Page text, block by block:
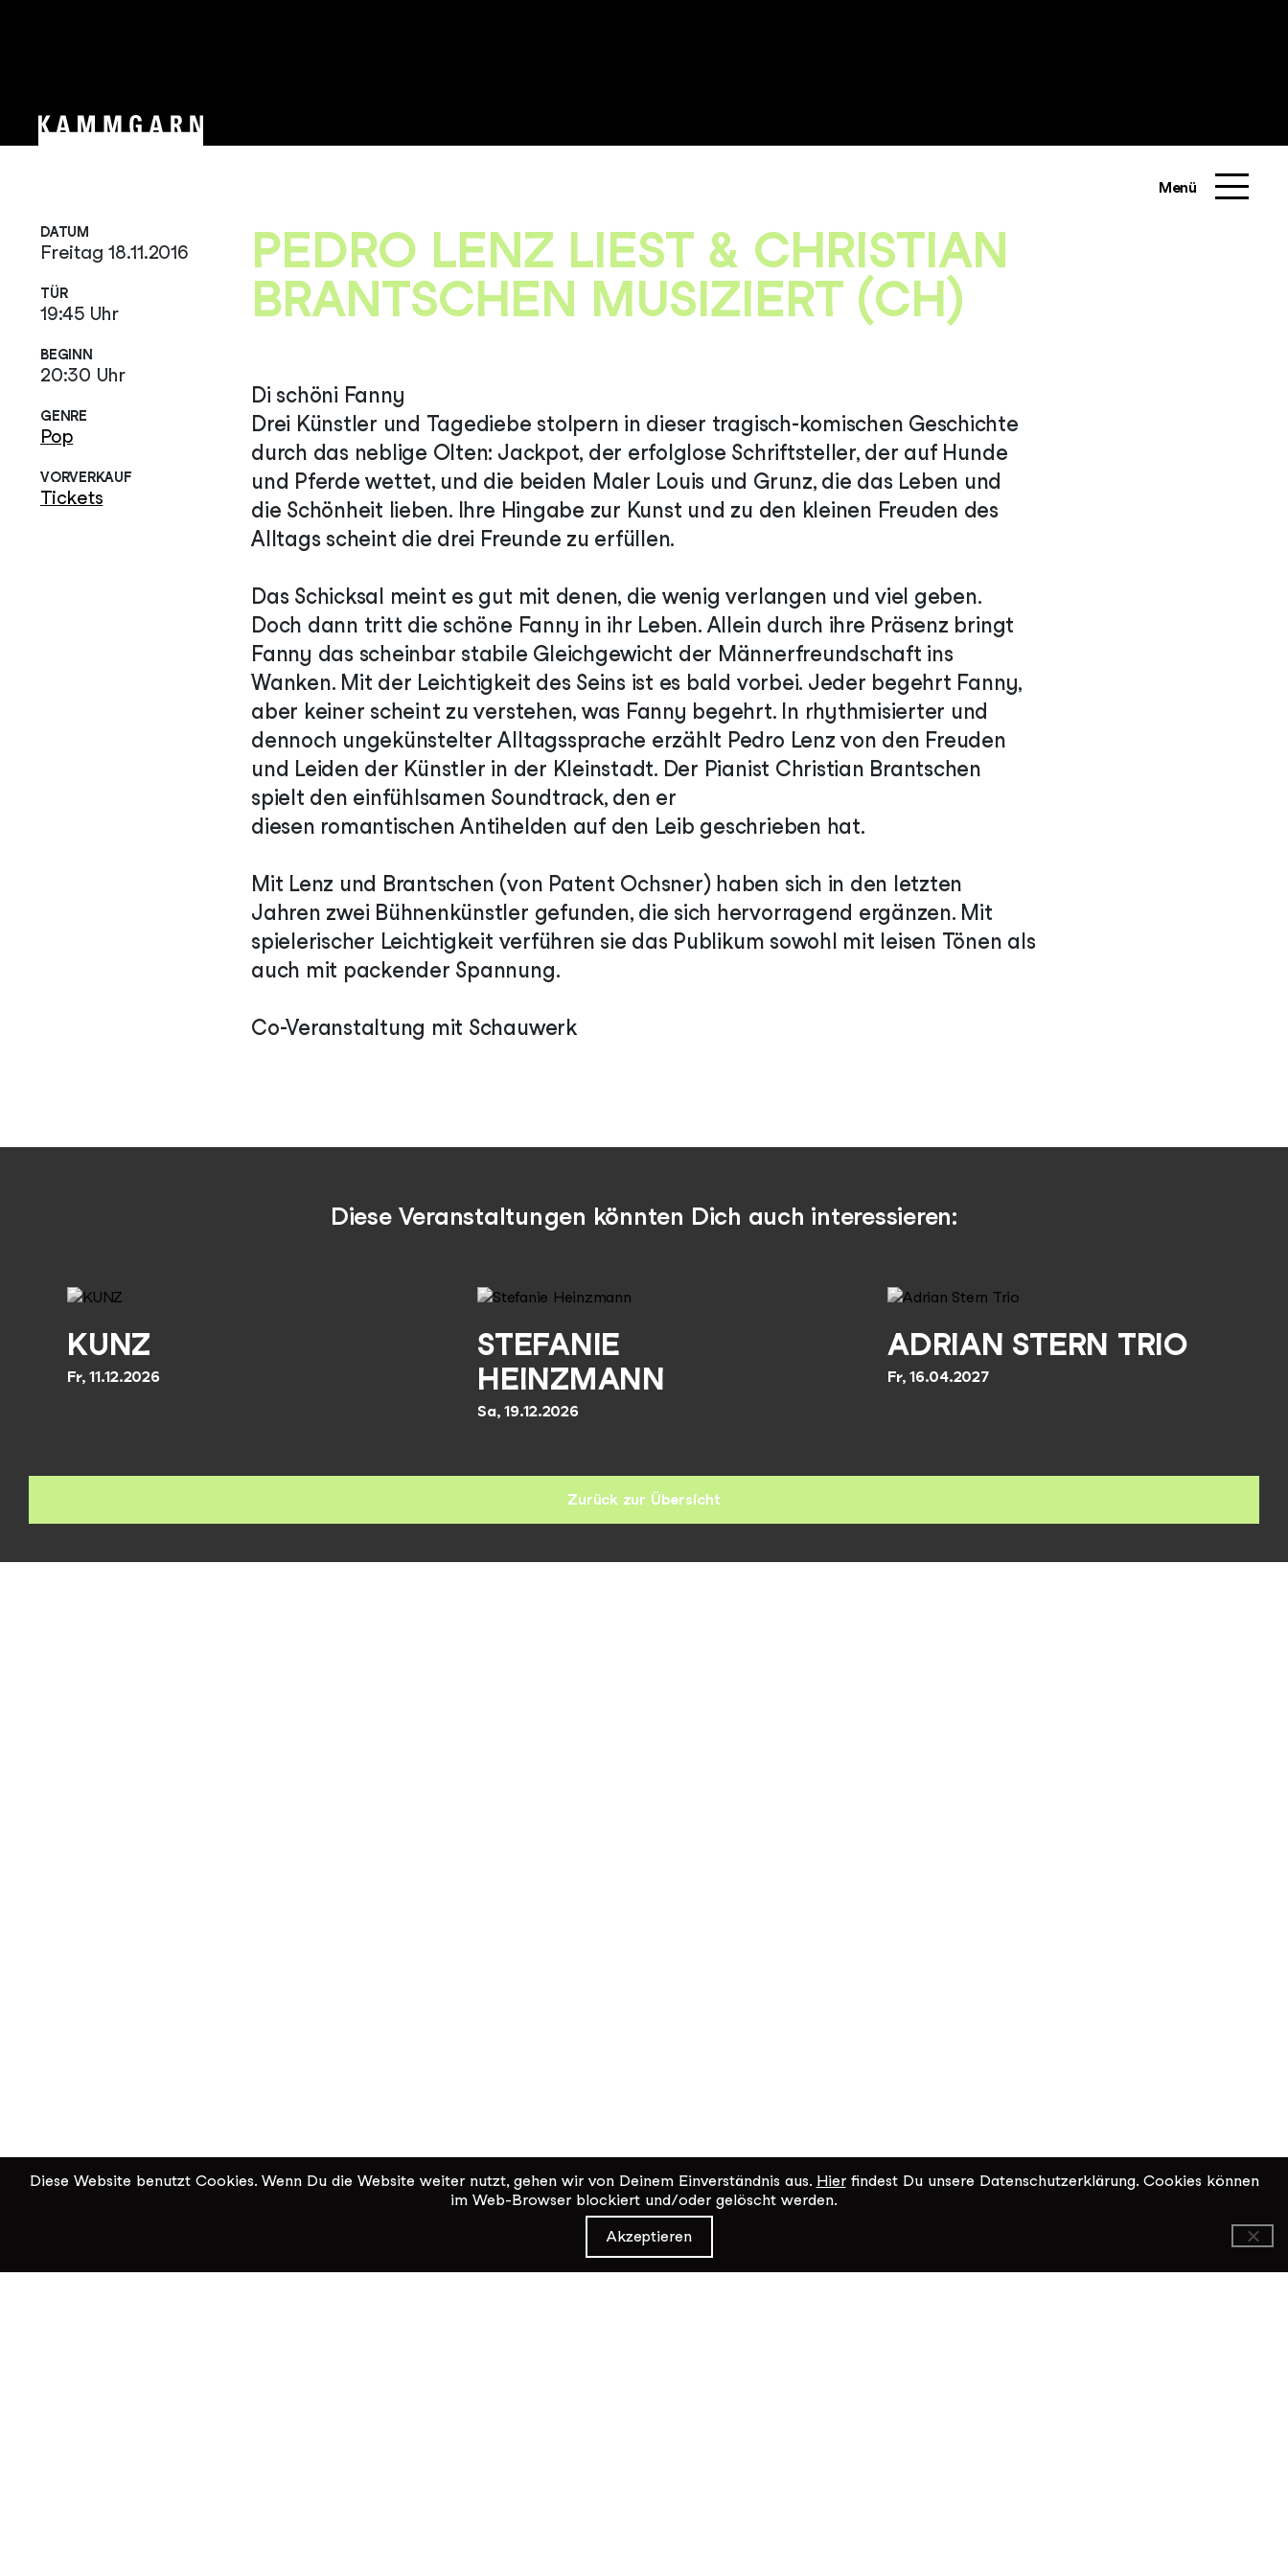
Menü
DATUM
Freitag 18.11.2016
TÜR
19:45 Uhr
BEGINN
20:30 Uhr
GENRE
Pop
VORVERKAUF
Tickets
PEDRO LENZ LIEST & CHRISTIAN
BRANTSCHEN MUSIZIERT (CH)
Di schöni Fanny
Drei Künstler und Tagediebe stolpern in dieser tragisch-komischen Geschichte
durch das neblige Olten: Jackpot, der erfolglose Schriftsteller, der auf Hunde
und Pferde wettet, und die beiden Maler Louis und Grunz, die das Leben und
die Schönheit lieben. Ihre Hingabe zur Kunst und zu den kleinen Freuden des
Alltags scheint die drei Freunde zu erfüllen.
Das Schicksal meint es gut mit denen, die wenig verlangen und viel geben.
Doch dann tritt die schöne Fanny in ihr Leben. Allein durch ihre Präsenz bringt
Fanny das scheinbar stabile Gleichgewicht der Männerfreundschaft ins
Wanken. Mit der Leichtigkeit des Seins ist es bald vorbei. Jeder begehrt Fanny,
aber keiner scheint zu verstehen, was Fanny begehrt. In rhythmisierter und
dennoch ungekünstelter Alltagssprache erzählt Pedro Lenz von den Freuden
und Leiden der Künstler in der Kleinstadt. Der Pianist Christian Brantschen
spielt den einfühlsamen Soundtrack, den er
diesen romantischen Antihelden auf den Leib geschrieben hat.
Mit Lenz und Brantschen (von Patent Ochsner) haben sich in den letzten
Jahren zwei Bühnenkünstler gefunden, die sich hervorragend ergänzen. Mit
spielerischer Leichtigkeit verführen sie das Publikum sowohl mit leisen Tönen als
auch mit packender Spannung.
Co-Veranstaltung mit Schauwerk
Diese Veranstaltungen könnten Dich auch interessieren:
KUNZ
Fr, 11.12.2026
STEFANIE
HEINZMANN
Sa, 19.12.2026
ADRIAN STERN TRIO
Fr, 16.04.2027
Zurück zur Übersicht
Diese Website benutzt Cookies. Wenn Du die Website weiter nutzt, gehen wir von Deinem Einverständnis aus. Hierfindest Du unsere Datenschutzerklärung. Cookies können
im Web-Browser blockiert und/oder gelöscht werden.
Akzeptieren